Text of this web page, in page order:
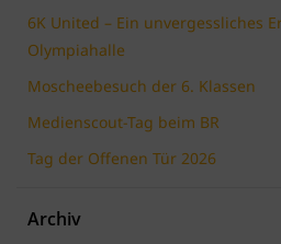
6K United – Ein unvergessliches
Olympiahalle
Moscheebesuch der 6. Klassen
Medienscout-Tag beim BR
Tag der Offenen Tür 2026
Archiv